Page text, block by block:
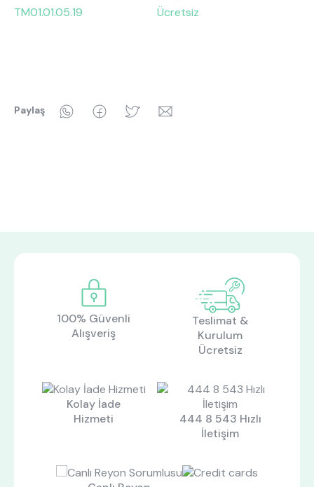
TM01.01.05.19
Ücretsiz
Paylaş WhatsAppFacebookTwitter
100% Güvenli
Alışveriş
Teslimat &
Kurulum
Ücretsiz
Kolay İade
Hizmeti
444 8 543 Hızlı
İletişim